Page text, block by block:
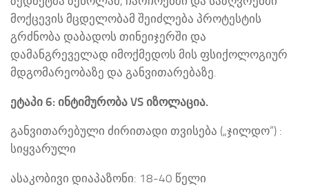
მოქცევის მცდელობამ შეიძლება პროტესტის
გრძნობა დაბადოს თინეიჯერში და
დამანგრეველად იმოქმედოს მის ფსიქოლოგიურ
მდგომარეობაზე და განვითარებაზე.
ეტაპი 6: ინტიმურობა VS იზოლაცია.
განვითარებული ძირითადი თვისება („ჯილდო“) :
სიყვარული
ასაკობივი დიაპაზონი: 18-40 წელი